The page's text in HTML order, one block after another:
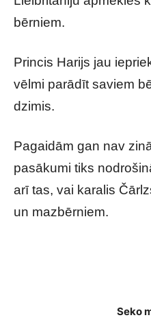
bērniem.
Princis Harijs jau
vēlmi parādīt saviem
dzimis.
Pagaidām gan nav
pasākumi tiks
arī tas, vai karalis
un mazbērniem.
Seko